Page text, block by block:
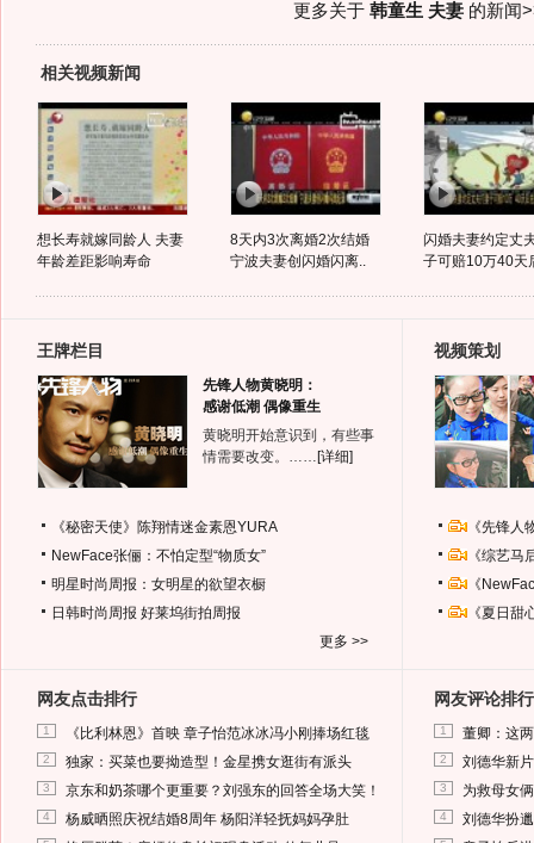
更多关于 韩童生 夫妻的新闻
相关视频新闻
想长寿就嫁同龄人 夫妻
年龄差距影响寿命
8天内3次离婚2次结婚
宁波夫妻创闪婚闪离..
闪婚夫妻约定丈
子可赔10万40天
王牌栏目
先锋人物黄晓明：
感谢低潮 偶像重生
黄晓明开始意识到，有些事
情需要改变。…… [详细]
《秘密天使》陈翔情迷金素恩YURA
NewFace张俪：不怕定型“物质女”
明星时尚周报：女明星的欲望衣橱
日韩时尚周报 好莱坞街拍周报
更多 >>
视频策划
《先锋
《综艺
《
《夏日
网友点击排行
1 《比利林恩》首映 章子怡范冰冰冯小刚捧场红毯
2 独家：买菜也要拗造型！金星携女逛街有派头
3 京东和奶茶哪个更重要？刘强东的回答全场大笑！
4 杨威晒照庆祝结婚8周年 杨阳洋轻抚妈妈孕肚
网友评论排行
1 董卿：这
2 刘德华新
3 为救母女
4 刘德华扮